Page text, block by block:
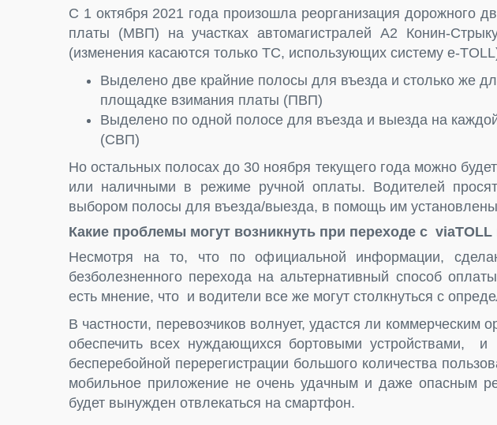
С 1 октября 2021 года произошла реорганизация дорожного
платы (МВП) на участках автомагистралей A2 Конин-
(изменения касаются только ТС, использующих систему e-
Выделено две крайние полосы для въезда и столько же
площадке взимания платы (ПВП)
Выделено по одной полосе для въезда и выезда на
(СВП)
Но остальных полосах до 30 ноября текущего года можно
или наличными в режиме ручной оплаты. Водителей
выбором полосы для въезда/выезда, в помощь им установлены
Какие проблемы могут возникнуть при переходе с
Несмотря на то, что по официальной информации,
безболезненного перехода на альтернативный способ
есть мнение, что и водители все же могут столкнуться с
В частности, перевозчиков волнует, удастся ли коммерческим
обеспечить всех нуждающихся бортовыми устройствами,
бесперебойной перерегистрации большого количества
мобильное приложение не очень удачным и даже опасным
будет вынужден отвлекаться на смартфон.